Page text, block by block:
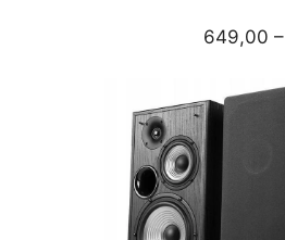
649,00 –